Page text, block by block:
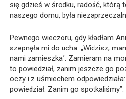
się gdzieś w środku, radość, którą
naszego domu, była
Pewnego wieczoru, gdy kładłam
szepnęła mi do ucha: „Widzisz,
nami zamieszka”. Zamieram na
to powiedział, zanim jeszcze go
oczy i z uśmiechem
powiedział. Zanim go spotkaliśmy”.